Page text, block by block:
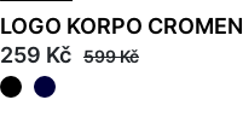
LOGO KORPO CROMEN
259 Kč 599 Kč